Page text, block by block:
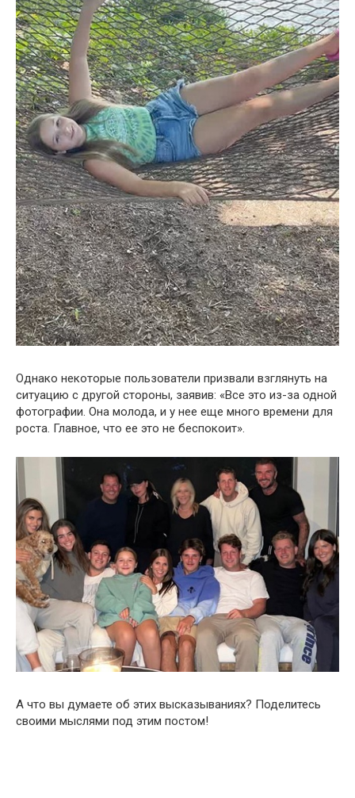
Однако некоторые пользователи призвали взглянуть на
ситуацию с другой стороны, заявив: «Все это из-за одной
фотографии. Она молода, и у нее еще много времени для
роста. Главное, что ее это не беспокоит».
А что вы думаете об этих высказываниях? Поделитесь
своими мыслями под этим постом!